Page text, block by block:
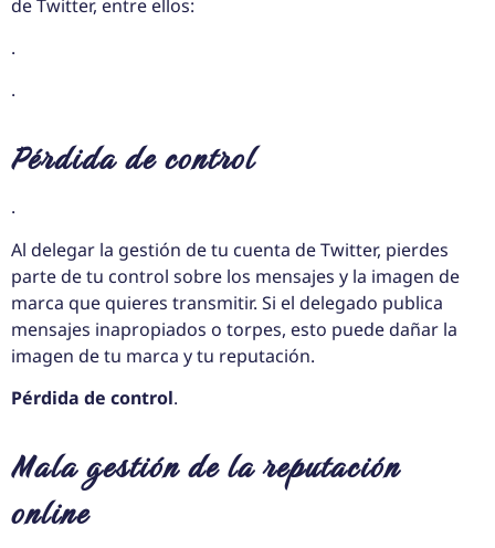
de Twitter, entre ellos:
.
.
Pérdida de control
.
Al delegar la gestión de tu cuenta de Twitter, pierdes
parte de tu control sobre los mensajes y la imagen de
marca que quieres transmitir. Si el delegado publica
mensajes inapropiados o torpes, esto puede dañar la
imagen de tu marca y tu reputación.
Pérdida de control.
Mala gestión de la reputación
online